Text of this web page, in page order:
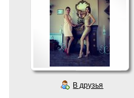
В друзья